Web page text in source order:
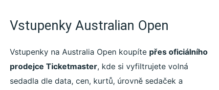
Vstupenky Australian Open
Vstupenky na Australia Open koupíte přes oficiálního
prodejce Ticketmaster, kde si vyfiltrujete volná
sedadla dle data, cen, kurtů, úrovně sedaček a